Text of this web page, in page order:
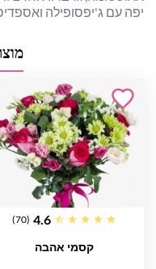
יפה עם ג'יפסופילה
4.6
(70)
קסמי אהבה